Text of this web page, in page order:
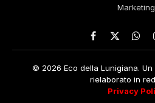
Marketing
Facebook
X
© 2026 Eco della Lunigiana. Un
rielaborato in
Privacy